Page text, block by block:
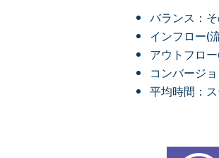
バランス：
インフロー(
アウトフロ
コンバージ
平均時間：